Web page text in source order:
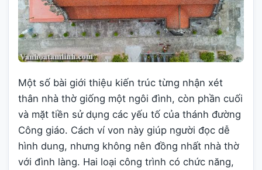
Một số bài giới thiệu kiến trúc từng nhận xét
thân nhà thờ giống một ngôi đình, còn phần cuối
và mặt tiền sử dụng các yếu tố của thánh đường
Công giáo. Cách ví von này giúp người đọc dễ
hình dung, nhưng không nên đồng nhất nhà thờ
với đình làng. Hai loại công trình có chức năng,